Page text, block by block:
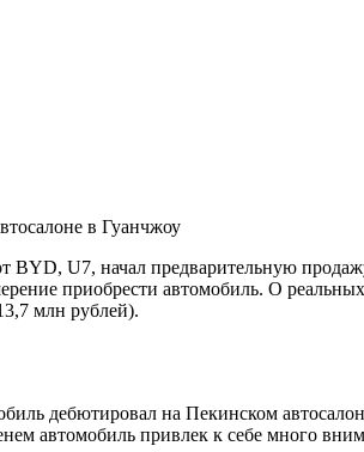
в Гуанчжоу
U7, начал предварительную
приобрести автомобиль. О
млн рублей).
дебютировал на Пекинском
автомобиль привлек к себе много